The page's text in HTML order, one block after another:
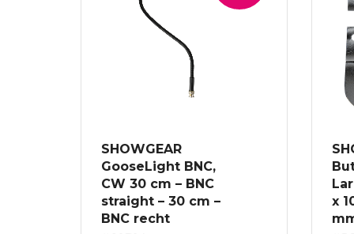
SHOWGEAR
GooseLight BNC,
CW 30 cm – BNC
straight – 30 cm –
BNC recht
x